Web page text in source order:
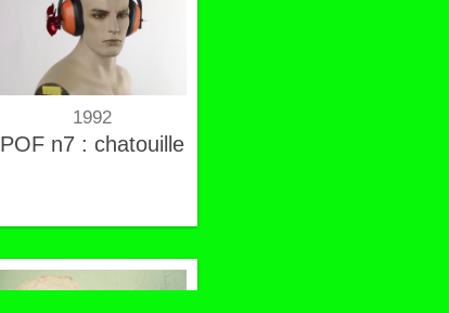
1992
POF n7 : chatouille